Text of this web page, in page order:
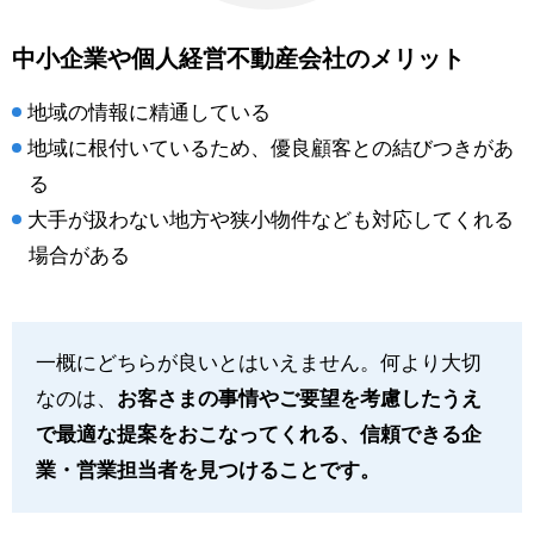
中小企業や個人経営不動産会社のメリット
地域の情報に精通している
地域に根付いているため、優良顧客との結びつきがあ
る
大手が扱わない地方や狭小物件なども対応してくれる
場合がある
一概にどちらが良いとはいえません。何より大切
なのは、 お客さまの事情やご要望を考慮したうえ
で最適な提案をおこなってくれる、信頼できる企
業・営業担当者を見つけることです。